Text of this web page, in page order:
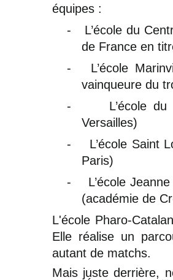
équipes :
-
L’école du
de France en
-
L’école
vainqueure du
-
L’école
Versailles)
-
L’école Saint
Paris)
-
L’école
(académie de
L'école Pharo-
Elle réalise un
autant de matchs.
Mais juste derrière,